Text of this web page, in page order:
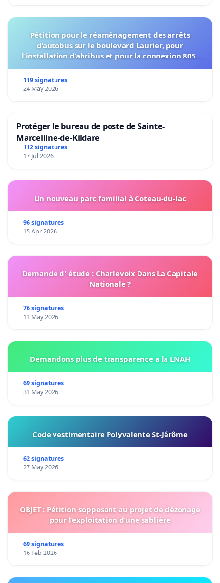
Pétition pour le réaménagement des arrêts
d’autobus sur le boulevard Laurier, pour
l’installation d’abribus et pour la connexion 805-
119 signatures
24 May 2026
Protéger le bureau de poste de Sainte-
Marcelline-de-Kildare
112 signatures
17 Jul 2026
Un nouveau parc familial à Coteau-du-lac
96 signatures
15 Apr 2026
Demande d' étude : Charlevoix Dans La Capitale
Nationale ?
76 signatures
11 May 2026
Demandons plus de transparence a la LNAH
69 signatures
31 May 2026
Code vestimentaire Polyvalente St-Jérôme
62 signatures
27 May 2026
OBJET : Pétition s’opposant au projet de dézonage
pour l’exploitation d’une sablière
69 signatures
16 Feb 2026